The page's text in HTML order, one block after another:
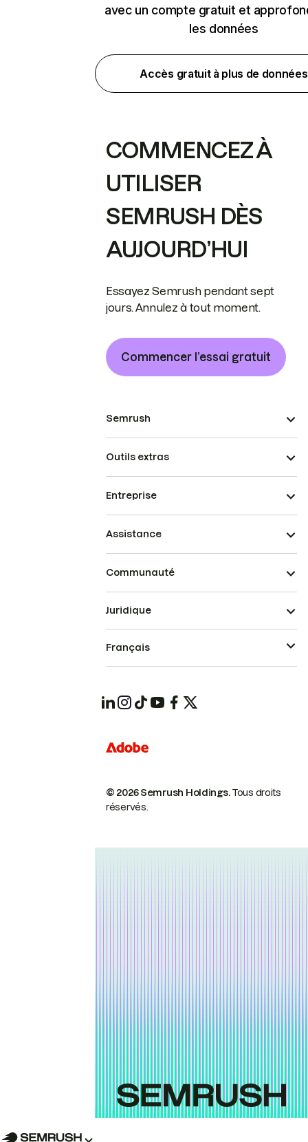
avec un compte gratuit et
les données
Accès gratuit à plus de données
COMMENCEZ À
UTILISER
SEMRUSH DÈS
AUJOURD’HUI
Essayez Semrush pendant sept
jours. Annulez à tout moment.
Commencer l’essai gratuit
Semrush
Outils extras
Entreprise
Assistance
Communauté
© 2026 Semrush Holdings.Tous droits
réservés.
Juridique
Français